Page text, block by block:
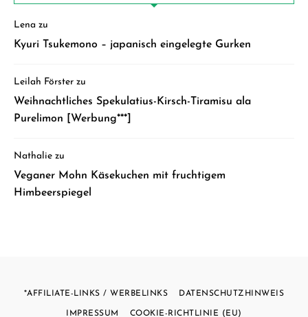
Lena zu
Kyuri Tsukemono – japanisch eingelegte Gurken
Leilah Förster zu
Weihnachtliches Spekulatius-Kirsch-Tiramisu ala
Purelimon [Werbung***]
Nathalie zu
Veganer Mohn Käsekuchen mit fruchtigem
Himbeerspiegel
*AFFILIATE-LINKS / WERBELINKS DATENSCHUTZHINWEIS
IMPRESSUM COOKIE-RICHTLINIE (EU)